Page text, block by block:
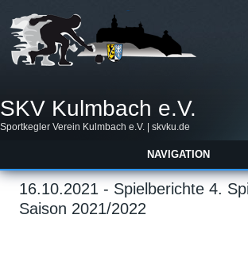
SKV Kulmbach e.V.
Sportkegler Verein Kulmbach e.V. | skvku.de
NAVIGATION
16.10.2021 - Spielberichte 4.
Saison 2021/2022